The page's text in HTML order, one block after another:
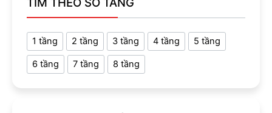
1 tầng 2 tầng 3 tầng 4 tầng 5 tầng
6 tầng 7 tầng 8 tầng